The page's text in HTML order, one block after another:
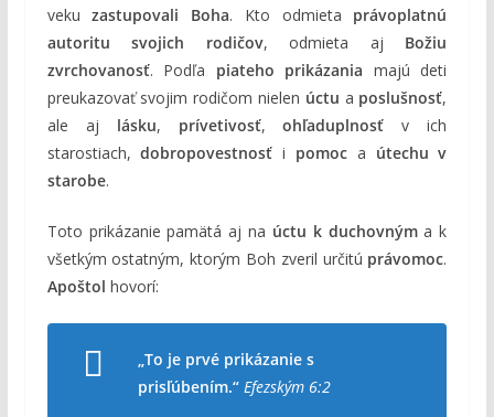
vekuzastupovali Boha. Kto odmieta právoplatnú
autoritu svojich rodičov, odmieta aj Božiu
zvrchovanosť. Podľa piateho prikázania majú deti
preukazovať svojim rodičom nielen úctu a poslušnosť,
ale aj lásku, prívetivosť,ohľaduplnosť v ich
starostiach,dobropovestnosť i pomoc a útechu v
starobe.
Toto prikázanie pamätá aj na úctu k duchovnýma k
všetkým ostatným, ktorým Boh zveril určitú právomoc.
Apoštol hovorí:
„To je prvé prikázanie s
prisľúbením.“ Efezským 6:2